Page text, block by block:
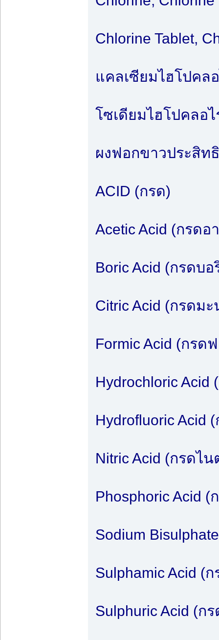
Chlorine Tablet,
แคลเซียมไฮโปคล
โซเดียมไฮโปคลอไ
ผงฟอกขาวประสิท
ACID (กรด)
Acetic Acid (กรดอ
Boric Acid (กรดบอ
Citric Acid (กรดมะ
Formic Acid (กรด
Hydrochloric Acid
Hydrofluoric Acid
Nitric Acid (กรดไน
Phosphoric Acid
Sodium
Sulphamic Acid (
Sulphuric Acid (ก